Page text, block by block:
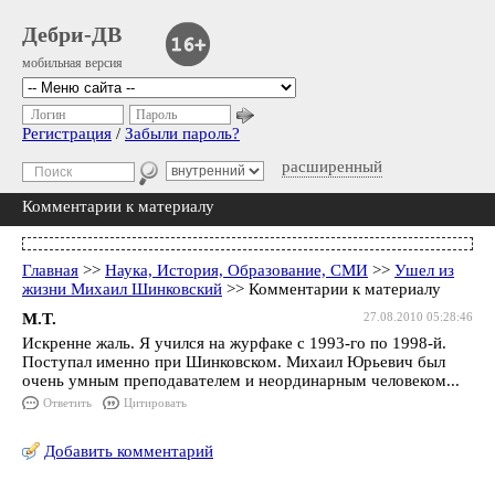
Дебри-ДВ
мобильная версия
расширенный
Логин Пароль
Регистрация / Забыли пароль?
Комментарии к материалу
Главная >> Наука, История, Образование, СМИ >> Ушел из
жизни Михаил Шинковский >> Комментарии к материалу
27.08.2010 05:28:46
M.T.
Искренне жаль. Я учился на журфаке с 1993-го по 1998-й.
Поступал именно при Шинковском. Михаил Юрьевич был
очень умным преподавателем и неординарным человеком...
Ответить Цитировать
Добавить комментарий